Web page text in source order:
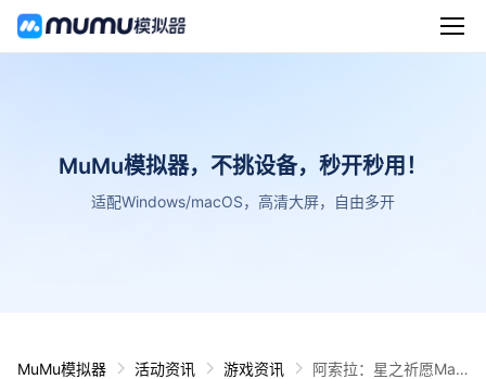
MuMu模拟器，不挑设备，秒开秒用！
适配Windows/macOS，高清大屏，自由多开
MuMu模拟器 活动资讯 游戏资讯
阿索拉：星之祈愿Mac